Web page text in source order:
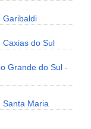
Garibaldi
Caxias do Sul
Grande do Sul -
Santa Maria